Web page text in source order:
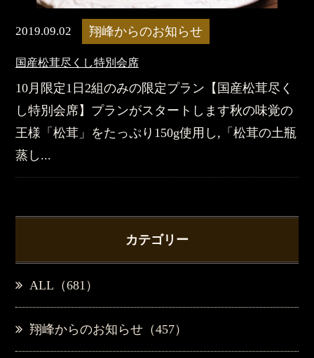
2019.09.02 翔峰からのお知らせ
国産松茸尽くし特別会席
10月限定1日2組のみの限定プラン【国産松茸尽く
し特別会席】プランがスタートします秋の味覚の
王様「松茸」をたっぷり150g使用し,「松茸の土瓶
蒸し...
カテゴリー
ALL（681）
翔峰からのお知らせ（457）